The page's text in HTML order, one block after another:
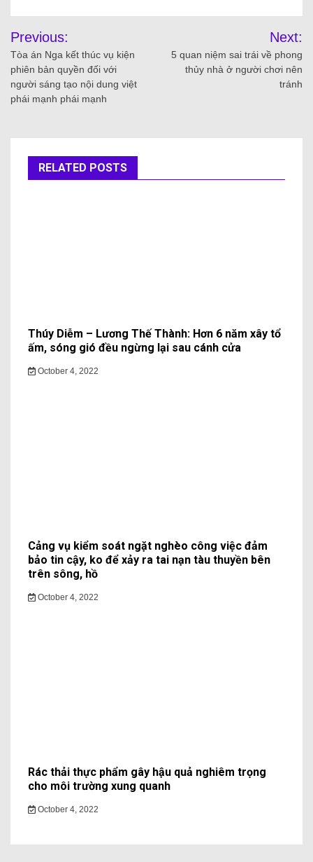
Previous:
Tòa án Nga kết thúc vụ kiện
phiên bản quyền đối với
người sáng tạo nội dung việt
phái mạnh phái mạnh
Next:
5 quan niệm sai trái về phong
thủy nhà ở người chơi nên
tránh
RELATED POSTS
Thúy Diễm – Lương Thế Thành: Hơn 6 năm xây tổ
ấm, sóng gió đều ngừng lại sau cánh cửa
October 4, 2022
Cảng vụ kiểm soát ngặt nghèo công việc đảm
bảo tin cậy, ko để xảy ra tai nạn tàu thuyền bên
trên sông, hồ
October 4, 2022
Rác thải thực phẩm gây hậu quả nghiêm trọng
cho môi trường xung quanh
October 4, 2022